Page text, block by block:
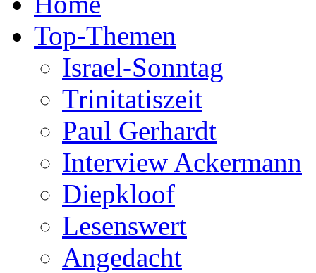
Top-Themen
Israel-Sonntag
Trinitatiszeit
Paul Gerhardt
Interview Ackermann
Diepkloof
Lesenswert
Angedacht